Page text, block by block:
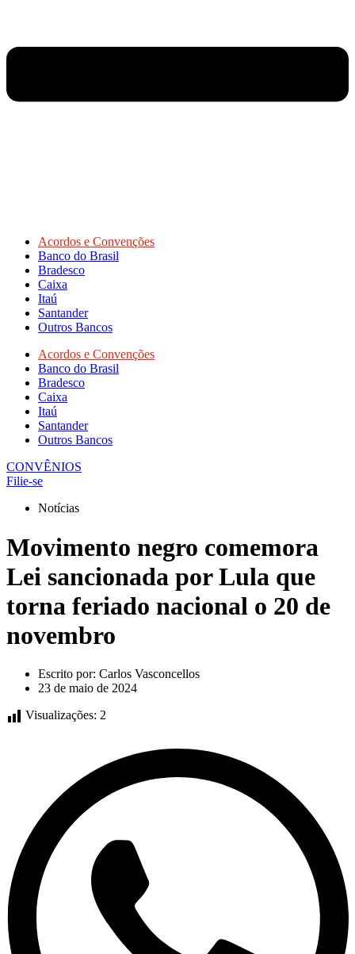
Acordos e Convenções
Banco do Brasil
Bradesco
Caixa
Itaú
Santander
Outros Bancos
Acordos e Convenções
Banco do Brasil
Bradesco
Caixa
Itaú
Santander
Outros Bancos
CONVÊNIOS
Filie-se
Notícias
Movimento negro comemora
Lei sancionada por Lula que
torna feriado nacional o 20 de
novembro
Escrito por: Carlos Vasconcellos
23 de maio de 2024
Visualizações: 2